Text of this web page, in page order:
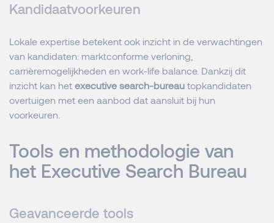
Kandidaatvoorkeuren
Lokale expertise betekent ook inzicht in de verwachtingen
van kandidaten: marktconforme verloning,
carrièremogelijkheden en work-life balance. Dankzij dit
inzicht kan het executive search-bureau topkandidaten
overtuigen met een aanbod dat aansluit bij hun
voorkeuren.
Tools en methodologie van
het Executive Search Bureau
Geavanceerde tools